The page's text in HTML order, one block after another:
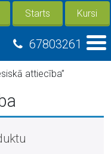
67803261
Starts Kursi
attiecība”